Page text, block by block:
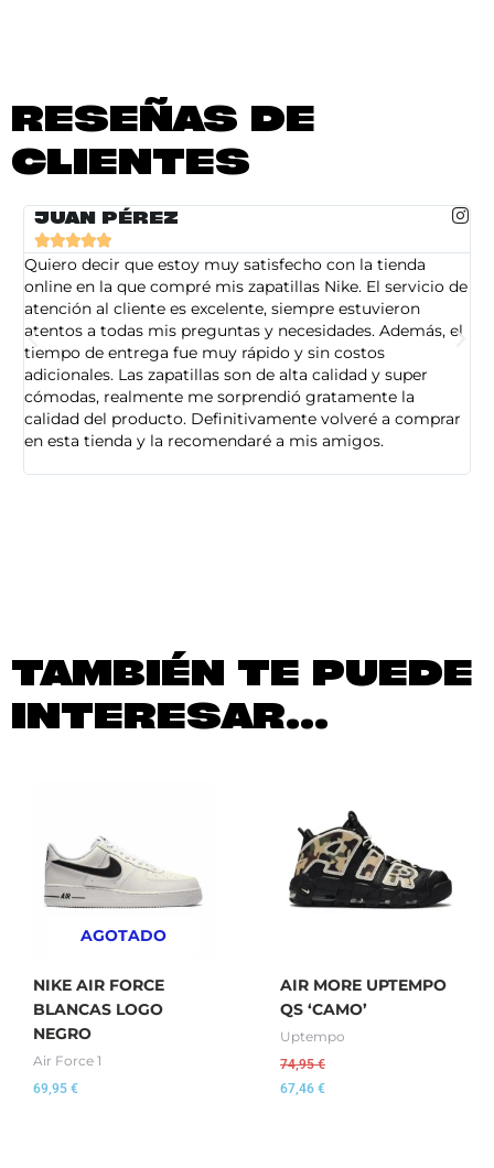
RESEÑAS DE
CLIENTES
JUAN PÉREZ

Quiero decir que estoy muy satisfecho con la tienda
online en la que compré mis zapatillas Nike. El servicio de
atención al cliente es excelente, siempre estuvieron
atentos a todas mis preguntas y necesidades. Además, el
tiempo de entrega fue muy rápido y sin costos
adicionales. Las zapatillas son de alta calidad y super
cómodas, realmente me sorprendió gratamente la
calidad del producto. Definitivamente volveré a comprar
en esta tienda y la recomendaré a mis amigos.
TAMBIÉN TE PUEDE
INTERESAR...
AGOTADO
NIKE AIR FORCE
BLANCAS LOGO
NEGRO
Air Force 1
69,95 €
AIR MORE UPTEMPO
QS ‘CAMO’
Uptempo
74,95€
67,46 €